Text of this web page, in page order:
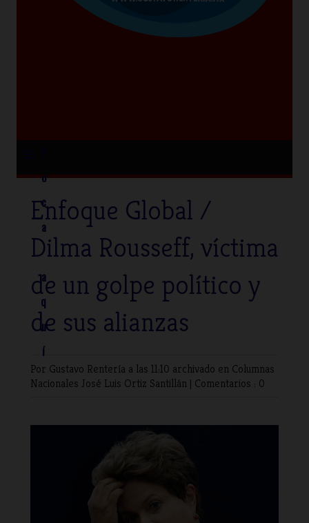
o
c
a
a
q
u
í
Enfoque Global /
Dilma Rousseff, víctima
de un golpe político y
de sus alianzas
Por Gustavo Rentería a las 11:10 archivado en Columnas
Nacionales José Luis Ortiz Santillán | Comentarios : 0